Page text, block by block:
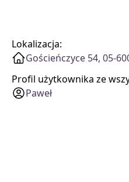
Lokalizacja:
Gościeńczyce 54, 05-
Profil użytkownika ze
Paweł